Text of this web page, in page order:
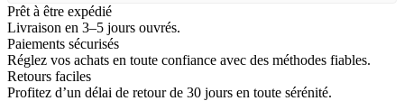
Prêt à être expédié
Livraison en 3–5 jours ouvrés.
Paiements sécurisés
Réglez vos achats en toute confiance avec des méthodes fiables.
Retours faciles
Profitez d’un délai de retour de 30 jours en toute sérénité.